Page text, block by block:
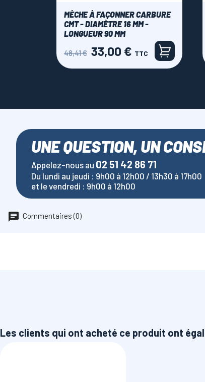
MÈCHE À FAÇONNER CARBURE
CMT - DIAMÈTRE 16 MM -
LONGUEUR 90 MM
Prix
base
48,41 € Prix
33,00 € TTC
UNE QUESTION, UN
Appelez-nous au 02 51 42 86 71
Du lundi au jeudi : 9h00 à 12h00 / 13h30 à 17h00
et le vendredi : 9h00 à 12h00
Commentaires (0)
Les clients qui ont acheté ce produit ont